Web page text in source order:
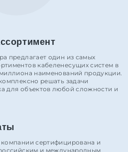
предлагает один из самых
кабеленесущих систем в
наименований продукции.
решать задачи
для объектов любой сложности и
сертифицирована и
российским и международным